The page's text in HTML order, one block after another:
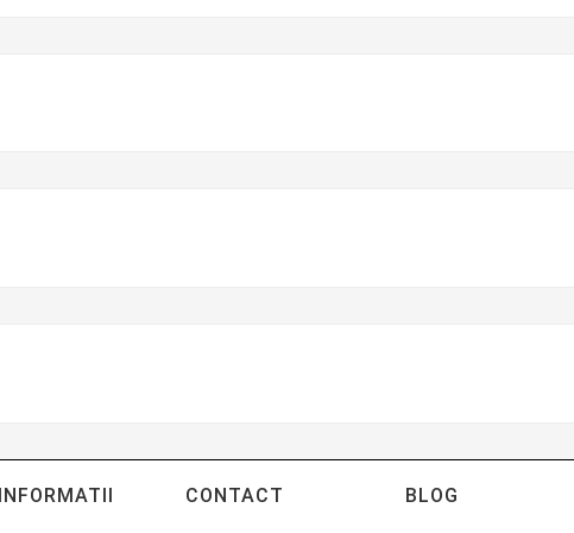
INFORMATII CONTACT BLOG